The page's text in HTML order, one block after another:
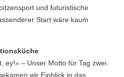
und futuristische
Start wäre kaum
ey!» – Unser Motto für Tag zwei.
wir Einblick in das